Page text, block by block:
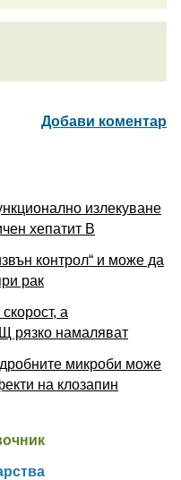
Добави коментар
излекуване
хепатит B
контрол“ и може да
рак
а
рязко намаляват
микроби може
на клозапин